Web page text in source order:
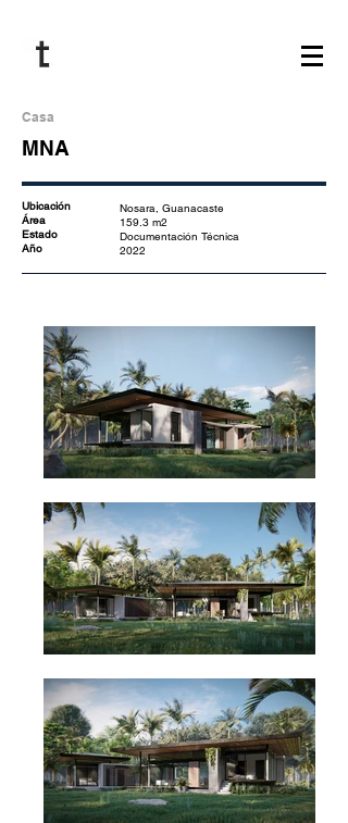
Casa
MNA
Ubicación
Área
Estado
Año
Nosara, Guanacaste
159.3 m2
Documentación Técnica
2022